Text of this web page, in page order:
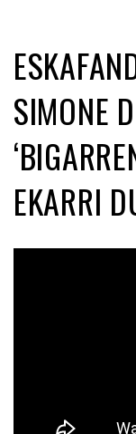
SIMONE
EKARRI